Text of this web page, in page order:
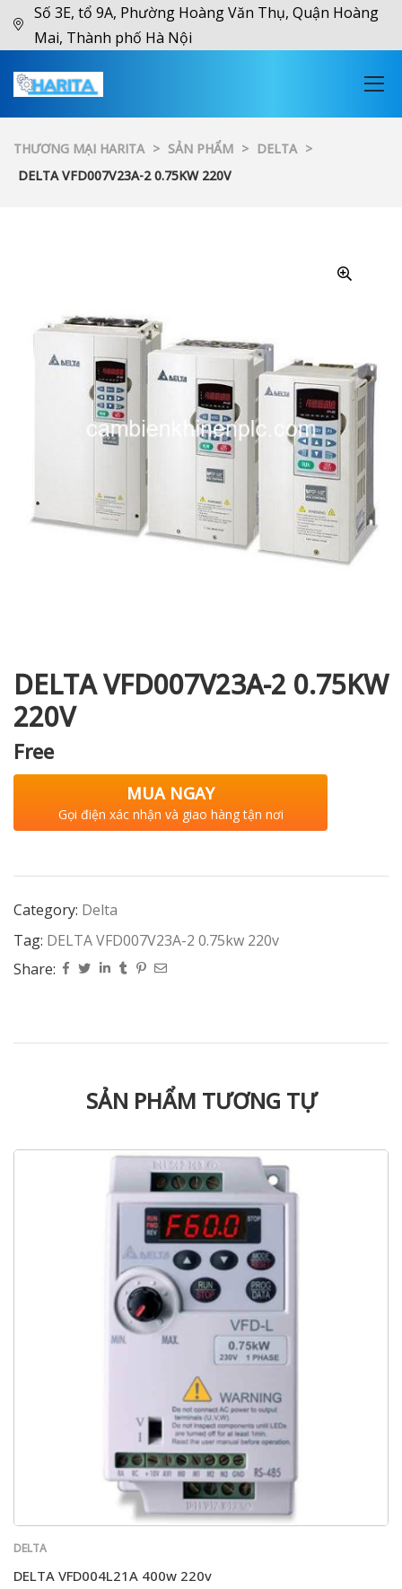
Số 3E, tổ 9A, Phường Hoàng Văn Thụ, Quận Hoàng
Mai, Thành phố Hà Nội
THƯƠNG MẠI HARITA > SẢN PHẨM > DELTA >
DELTA VFD007V23A-2 0.75KW 220V
DELTA VFD007V23A-2 0.75KW
220V
Free
MUA NGAY
Gọi điện xác nhận và giao hàng tận nơi
Category: Delta
Tag: DELTA VFD007V23A-2 0.75kw 220v
Share:
SẢN PHẨM TƯƠNG TỰ
DELTA
DELTA VFD004L21A 400w 220v